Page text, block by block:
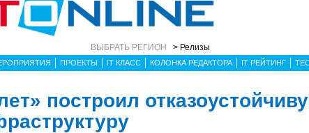
ВЫБРАТЬ РЕГИОН > Релизы
ПРОЕКТЫ IT КЛАСС КОЛОНКА РЕДАКТОРА IT РЕЙТИНГ
построил